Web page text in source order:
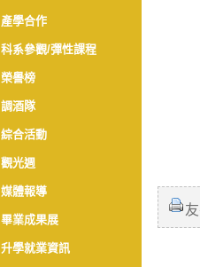
產學合作
科系參觀/彈性課程
榮譽榜
調酒隊
綜合活動
觀光週
媒體報導
畢業成果展
升學就業資訊